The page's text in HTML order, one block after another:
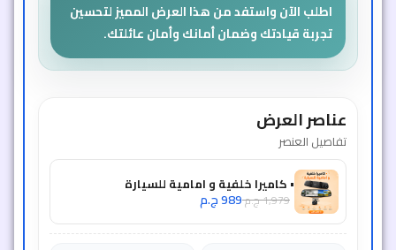
اطلب الآن واستفد من هذا العرض المميز لتحسين
تجربة قيادتك وضمان أمانك وأمان عائلتك.
عناصر العرض
تفاصيل العنصر
• كاميرا خلفية و امامية للسيارة
1,979ج.م989ج.م